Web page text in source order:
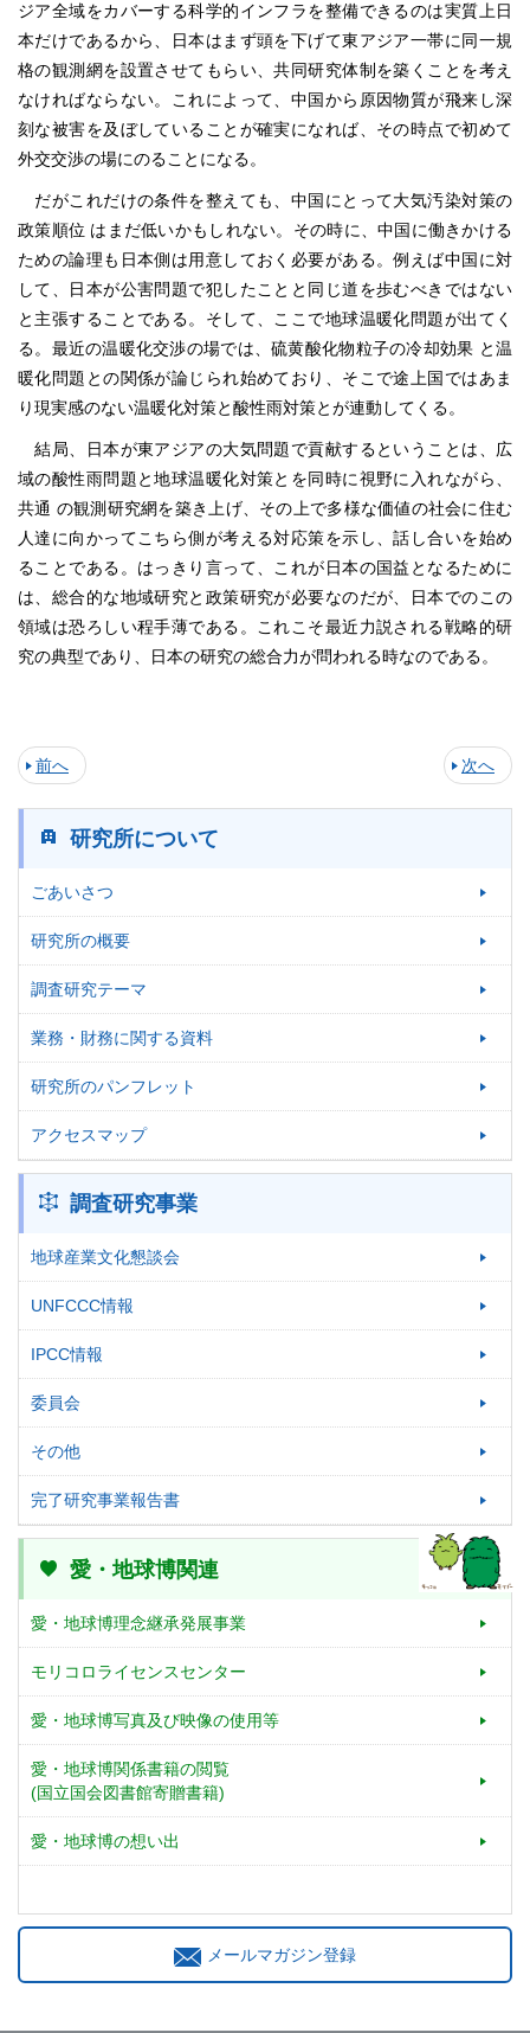
ジア全域をカバーする科学的インフラを整備できるのは実質上日
本だけであるから、日本はまず頭を下げて東アジア一帯に同一規
格の観測網を設置させてもらい、共同研究体制を築くことを考え
なければならない。これによって、中国から原因物質が飛来し深
刻な被害を及ぼしていることが確実になれば、その時点で初めて
外交交渉の場にのることになる。
だがこれだけの条件を整えても、中国にとって大気汚染対策の
政策順位 はまだ低いかもしれない。その時に、中国に働きかける
ための論理も日本側は用意しておく必要がある。例えば中国に対
して、日本が公害問題で犯したことと同じ道を歩むべきではない
と主張することである。そして、ここで地球温暖化問題が出てく
る。最近の温暖化交渉の場では、硫黄酸化物粒子の冷却効果 と温
暖化問題との関係が論じられ始めており、そこで途上国ではあま
り現実感のない温暖化対策と酸性雨対策とが連動してくる。
結局、日本が東アジアの大気問題で貢献するということは、広
域の酸性雨問題と地球温暖化対策とを同時に視野に入れながら、
共通 の観測研究網を築き上げ、その上で多様な価値の社会に住む
人達に向かってこちら側が考える対応策を示し、話し合いを始め
ることである。はっきり言って、これが日本の国益となるために
は、総合的な地域研究と政策研究が必要なのだが、日本でのこの
領域は恐ろしい程手薄である。これこそ最近力説される戦略的研
究の典型であり、日本の研究の総合力が問われる時なのである。
前へ 次へ
研究所について
ごあいさつ
研究所の概要
調査研究テーマ
業務・財務に関する資料
研究所のパンフレット
アクセスマップ
調査研究事業
地球産業文化懇談会
UNFCCC情報
IPCC情報
委員会
その他
完了研究事業報告書
愛・地球博関連
愛・地球博理念継承発展事業
モリコロライセンスセンター
愛・地球博写真及び映像の使用等
愛・地球博関係書籍の閲覧
(国立国会図書館寄贈書籍)
愛・地球博の想い出
メールマガジン登録